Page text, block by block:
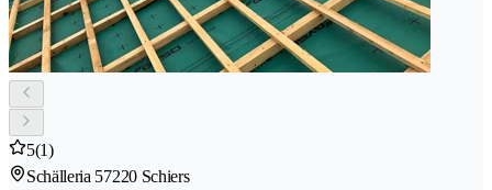
5(1)
Schälleria 57220 Schiers